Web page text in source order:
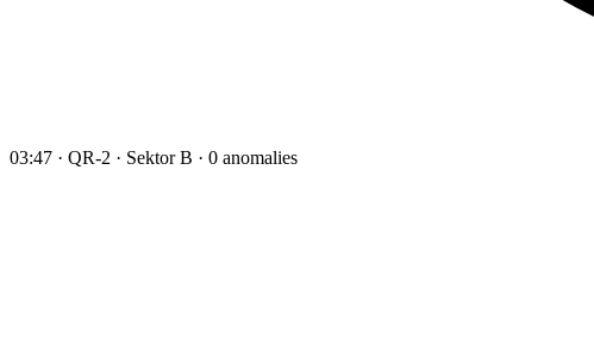
03:47 · QR-2 · Sektor B · 0 anomalies